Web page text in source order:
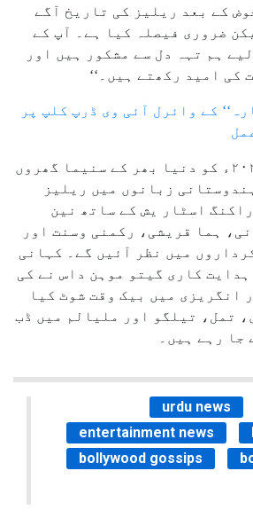
کے بعد ریلیز کی تاریخ آگے
ضروری فیصلہ کیا ہے۔ آپ کے
ہم تہہ دل سے مشکور ہیں اور
کی امید رکھتے ہیں۔‘‘
کے وائرل آئی وی ڈرپ کلپ پر
اب ٹاکسک ۴؍جون ۲۰۲۶ء کو دنیا بھر کے سنیما گھروں
زبانوں میں ریلیز
اسٹار یش کے ساتھ نین
ہما قریشی، رکمنی وسنت اور
میں نظر آئیں گے۔ کہانی
ہدایت کاری گیتو موہن داس نے کی
انگریزی میں بیک وقت شوٹ کیا
تمل، تیلگو اور ملیالم میں ڈب
جا رہے ہیں۔
urdu news
entertainment news
bollywood gossips